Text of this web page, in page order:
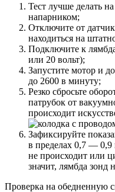
Тест лучше делать
напарником;
Отключите от
находиться на
Подключите к
или 20 вольт);
Запустите мотор и
до 2600 в минуту;
Резко сбросьте
патрубок от
происходит
Зафиксируйте
в пределах 0,7 — 0,9
не происходит или
значит, лямбда зонд
Проверка на обедненную